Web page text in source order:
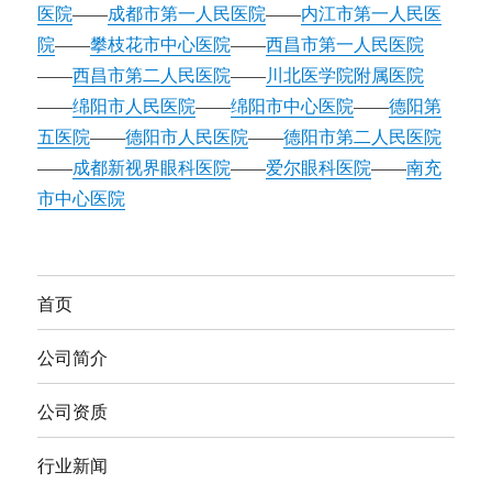
医院——成都市第一人民医院——内江市第一人民医
院——攀枝花市中心医院——西昌市第一人民医院
——西昌市第二人民医院——川北医学院附属医院
——绵阳市人民医院——绵阳市中心医院——德阳第
五医院——德阳市人民医院——德阳市第二人民医院
——成都新视界眼科医院——爱尔眼科医院——南充
市中心医院
首页
公司简介
公司资质
行业新闻